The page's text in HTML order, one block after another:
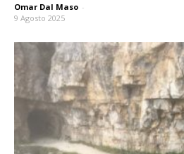
Omar Dal Maso -
9 Agosto 2025